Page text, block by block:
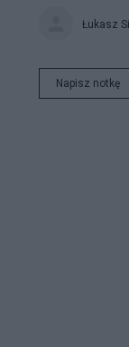
Łukasz
Napisz notkę